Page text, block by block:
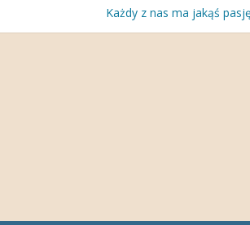
Każdy z nas ma jakąś